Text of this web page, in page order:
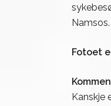
Fotoet
Kanskje